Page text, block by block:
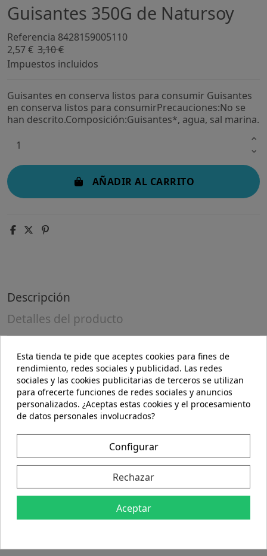
Guisantes 350G de Natursoy
Referencia 8428159005110
2,57 € 3,10 €
Impuestos incluidos
Guisantes en conserva listos para consumir Guisantes
en conserva listos para consumirPrecauciones:No se
han descrito.Composición:Guisantes*, agua, sal marina.
AÑADIR AL CARRITO
Descripción
Detalles del producto
Guisantes en conserva listos para consumir
Precauciones:
No se han descrito.
(*)= Procedente de Agricultura Ecológica.
+ Puede contener trazas de gluten, huevo, cacahuete,
soja, frutos de cáscara, apio, mostaza y sésamo.
Conservar en lugar fresco y seco.
Esta tienda te pide que aceptes cookies para fines de
rendimiento, redes sociales y publicidad. Las redes
sociales y las cookies publicitarias de terceros se utilizan
para ofrecerte funciones de redes sociales y anuncios
personalizados. ¿Aceptas estas cookies y el procesamiento
de datos personales involucrados?
Configurar
Rechazar
Aceptar